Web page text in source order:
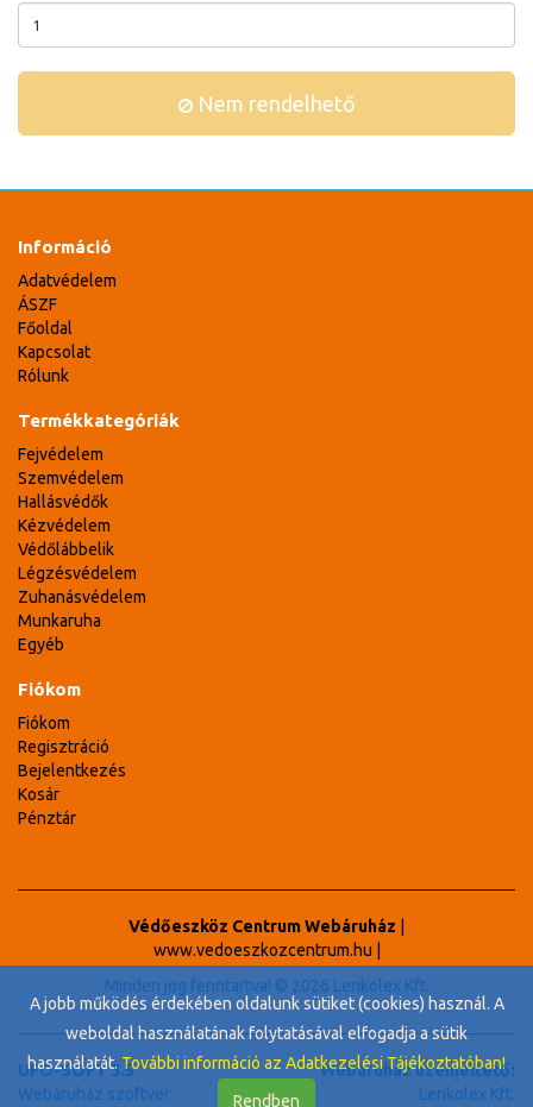
Nem rendelhető
Információ
Adatvédelem
ÁSZF
Főoldal
Kapcsolat
Rólunk
Termékkategóriák
Fejvédelem
Szemvédelem
Hallásvédők
Kézvédelem
Védőlábbelik
Légzésvédelem
Zuhanásvédelem
Munkaruha
Egyéb
Fiókom
Fiókom
Regisztráció
Bejelentkezés
Kosár
Pénztár
Védőeszköz Centrum Webáruház
www.vedoeszkozcentrum.hu
Minden jog fenntartva! © 2026 Lenkolex Kft.
UFO-SOFT 3.5
Webáruház szoftver
Webáruház üzemeltető:
Lenkolex Kft.
A jobb működés érdekében oldalunk sütiket (cookies) használ. A
weboldal használatának folytatásával elfogadja a sütik
használatát.További információ az Adatkezelési Tájékoztatóban!
Rendben